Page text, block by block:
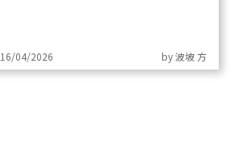
16/04/2026 by波坡 方